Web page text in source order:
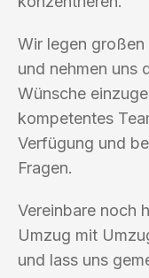
Wir legen
und nehmen uns
Wünsche
kompetentes
Verfügung und
Fragen.
Vereinbare noch
Umzug mit
und lass uns